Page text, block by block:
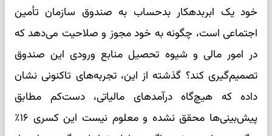
خود یک ابربدهکار بدحساب به صندوق سازمان تأمین
اجتماعی است، چگونه به خود مجوز و صلاحیت می‌دهد که
در امور مالی و شیوه تحصیل منابع ورودی این صندوق
تصمیم‌گیری کند؟ گذشته از این، تجربه‌های تاکنونی نشان
داده که هیچ‌گاه درآمدهای مالیاتی، دست‌کم مطابق
پیش‌بینی‌ها محقق نشده و معلوم نیست این کسری ۱۶٪